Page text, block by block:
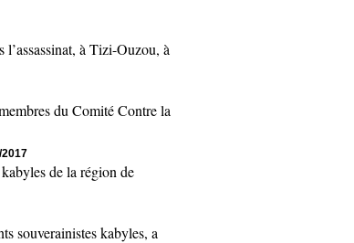
à Tizi-Ouzou, à
du Comité Contre la
2017
de la région de
souverainistes kabyles, a